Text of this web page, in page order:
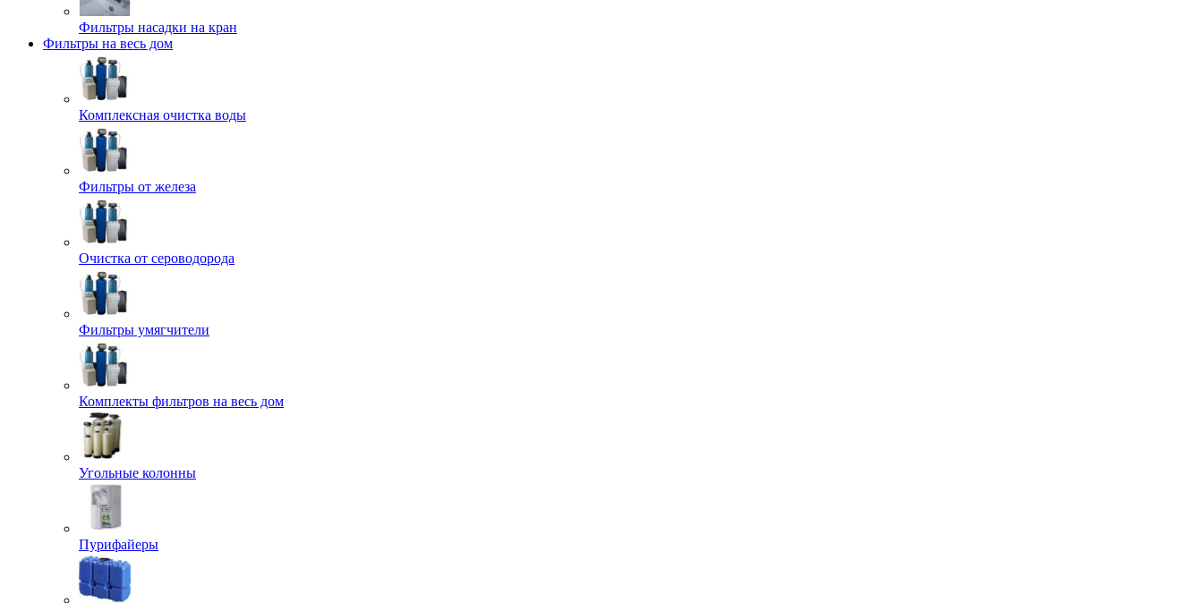
Фильтры насадки на кран
Фильтры на весь дом
Комплексная очистка воды
Фильтры от железа
Очистка от сероводорода
Фильтры умягчители
Комплекты фильтров на весь дом
Угольные колонны
Пурифайеры